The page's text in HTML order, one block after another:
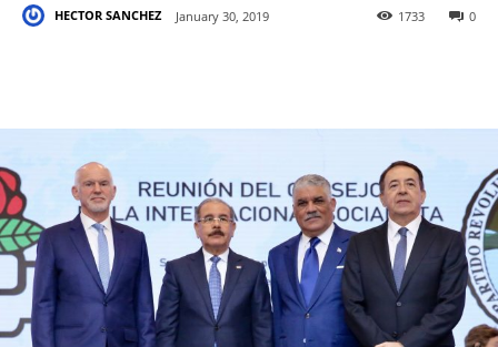
HECTOR SANCHEZ January 30, 2019 0
1733